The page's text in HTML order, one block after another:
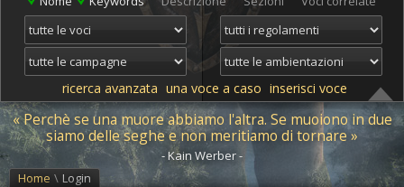
ricerca avanzata una voce a caso inserisci voce
« Perchè se una muore abbiamo l'altra. Se muoiono in due
siamo delle seghe e non meritiamo di tornare »
- Kain Werber -
Home \ Login